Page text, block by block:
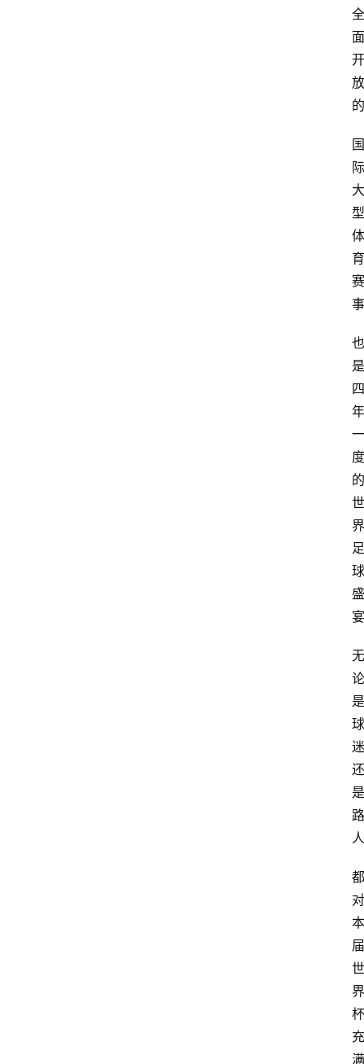
全
面
开
放
的
国
际
大
型
体
育
赛
事
也
是
四
年
一
度
的
世
界
足
球
盛
宴
无
论
是
球
迷
还
是
路
人
都
对
本
届
世
界
杯
充
满